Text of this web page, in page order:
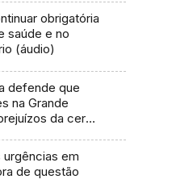
obrigatória
saúde e no
(áudio)
defende que
na Grande
da cerca
urgências em
de questão